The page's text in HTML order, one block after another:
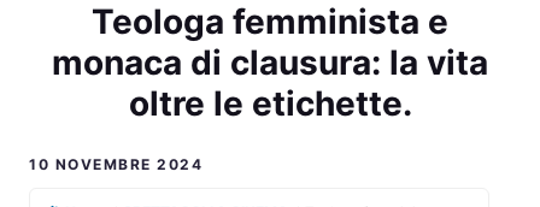
Teologa femminista e
monaca di clausura: la vita
oltre le etichette.
10 NOVEMBRE 2024